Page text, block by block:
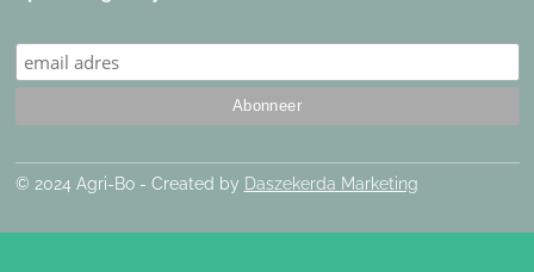
© 2024 Agri-Bo - Created by Daszekerda Marketing